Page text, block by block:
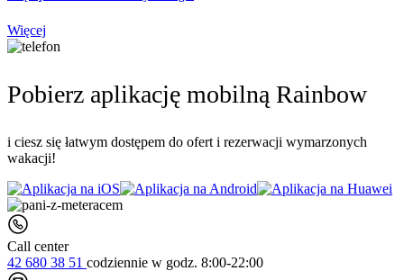
Więcej
Pobierz aplikację mobilną Rainbow
i ciesz się łatwym dostępem do ofert i rezerwacji wymarzonych
wakacji!
Call center
42 680 38 51 codziennie w godz. 8:00-22:00